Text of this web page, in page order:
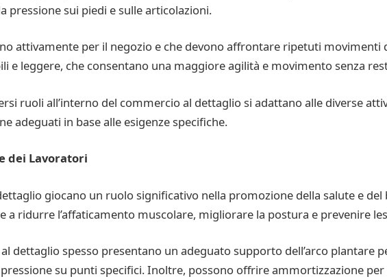
pressione sui piedi e sulle articolazioni.
attivamente per il negozio e che devono affrontare ripetuti movimenti
e leggere, che consentano una maggiore agilità e movimento senza
ruoli all’interno del commercio al dettaglio si adattano alle diverse
adeguati in base alle esigenze specifiche.
dei Lavoratori
giocano un ruolo significativo nella promozione della salute e
a ridurre l’affaticamento muscolare, migliorare la postura e prevenire
dettaglio spesso presentano un adeguato supporto dell’arco plantare
su punti specifici. Inoltre, possono offrire ammortizzazione